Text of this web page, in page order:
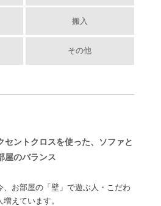
搬入
その他
セントクロスを使った、ソファと
屋のバランス
、お部屋の「壁」で遊ぶ人・こだわ
増えています。